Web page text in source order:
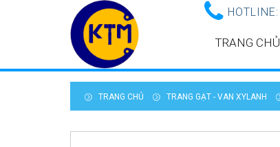
HOTLINE:
TRANG CHỦ
TRANG CHỦ TRANG GẠT - VAN XYLANH